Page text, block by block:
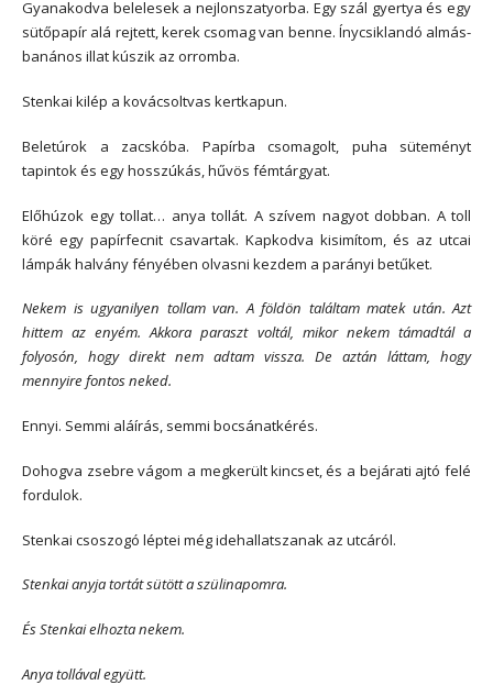
Gyanakodva belelesek a nejlonszatyorba. Egy szál gyertya és egy
sütőpapír alá rejtett, kerek csomag van benne. Ínycsiklandó almás-
banános illat kúszik az orromba.
Stenkai kilép a kovácsoltvas kertkapun.
Beletúrok a zacskóba. Papírba csomagolt, puha süteményt
tapintok és egy hosszúkás, hűvös fémtárgyat.
Előhúzok egy tollat… anya tollát. A szívem nagyot dobban. A toll
köré egy papírfecnit csavartak. Kapkodva kisimítom, és az utcai
lámpák halvány fényében olvasni kezdem a parányi betűket.
Nekem is ugyanilyen tollam van. A földön találtam matek után. Azt
hittem az enyém. Akkora paraszt voltál, mikor nekem támadtál a
folyosón, hogy direkt nem adtam vissza. De aztán láttam, hogy
mennyire fontos neked.
Ennyi. Semmi aláírás, semmi bocsánatkérés.
Dohogva zsebre vágom a megkerült kincset, és a bejárati ajtó felé
fordulok.
Stenkai csoszogó léptei még idehallatszanak az utcáról.
Stenkai anyja tortát sütött a szülinapomra.
És Stenkai elhozta nekem.
Anya tollával együtt.